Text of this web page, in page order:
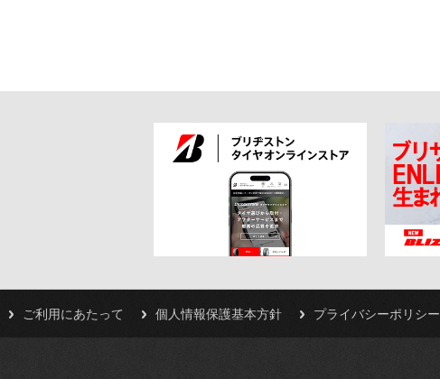
ご利用にあたって 個人情報保護基本方針 プライバシーポリシー